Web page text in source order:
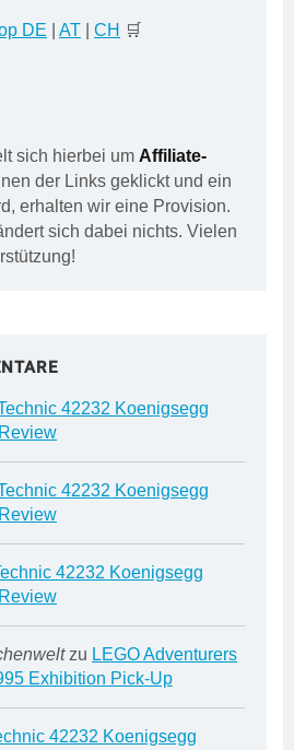
DE AT CH 🛒
sich hierbei um Affiliate-
der Links geklickt und ein
erhalten wir eine Provision.
sich dabei nichts. Vielen
42232 Koenigsegg
42232 Koenigsegg
42232 Koenigsegg
zu LEGO Adventurers
Exhibition Pick-Up
42232 Koenigsegg